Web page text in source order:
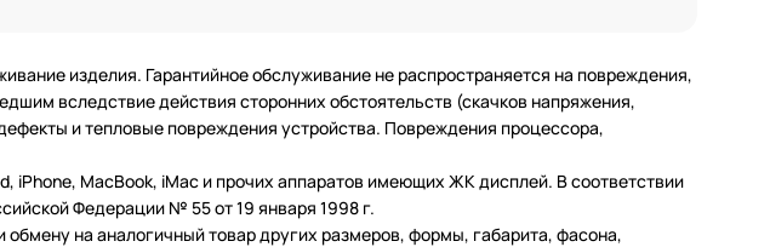
изделия. Гарантийное обслуживание не распространяется на повреждения,
вследствие действия сторонних обстоятельств (скачков напряжения,
и тепловые повреждения устройства. Повреждения процессора,
iPhone, MacBook, iMac и прочих аппаратов имеющих ЖК дисплей. В соответствии
Федерации № 55 от 19 января 1998 г.
на аналогичный товар других размеров, формы, габарита, фасона,